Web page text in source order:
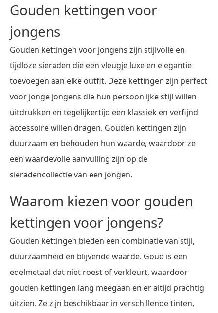
Gouden kettingen voor
jongens
Gouden kettingen voor jongens zijn stijlvolle en
tijdloze sieraden die een vleugje luxe en elegantie
toevoegen aan elke outfit. Deze kettingen zijn perfect
voor jonge jongens die hun persoonlijke stijl willen
uitdrukken en tegelijkertijd een klassiek en verfijnd
accessoire willen dragen. Gouden kettingen zijn
duurzaam en behouden hun waarde, waardoor ze
een waardevolle aanvulling zijn op de
sieradencollectie van een jongen.
Waarom kiezen voor gouden
kettingen voor jongens?
Gouden kettingen bieden een combinatie van stijl,
duurzaamheid en blijvende waarde. Goud is een
edelmetaal dat niet roest of verkleurt, waardoor
gouden kettingen lang meegaan en er altijd prachtig
uitzien. Ze zijn beschikbaar in verschillende tinten,